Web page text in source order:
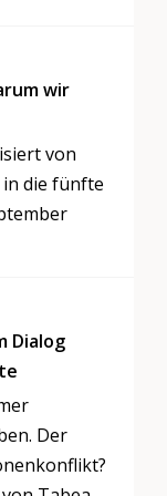
wir
von
die fünfte
Dialog
Der